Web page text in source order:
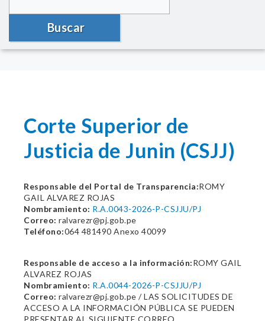
Buscar
Corte Superior de
Justicia de Junin (CSJJ)
Responsable del Portal de Transparencia:ROMY
GAIL ALVAREZ ROJAS
Nombramiento: R.A.0043-2026-P-CSJJU/PJ
Correo: ralvarezr@pj.gob.pe
Teléfono:064 481490 Anexo 40099
Responsable de acceso a la información:ROMY GAIL
ALVAREZ ROJAS
Nombramiento: R.A.0044-2026-P-CSJJU/PJ
Correo: ralvarezr@pj.gob.pe / LAS SOLICITUDES DE
ACCESO A LA INFORMACIÓN PÚBLICA SE PUEDEN
PRESENTAR AL SIGUIENTE CORREO